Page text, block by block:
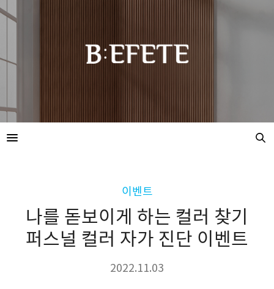
이벤트
나를 돋보이게 하는 컬러 찾기
퍼스널 컬러 자가 진단 이벤트
2022.11.03